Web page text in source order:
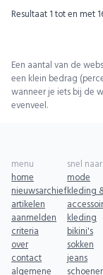
Resultaat 1tot en met
Een aantal van de
een klein bedrag
wanneer je iets bij de
evenveel.
menu
home
nieuwsarchief
artikelen
aanmelden
criteria
over
contact
algemene
snel naar
mode
kleding
kleding
bikini's
sokken
jeans